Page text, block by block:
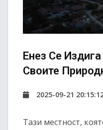
Енез Се
Своите
2025-09-21
Тази местност,